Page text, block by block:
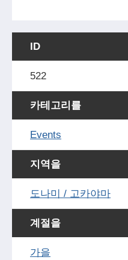
ID
522
카테고리를
Events
지역을
도나미 / 고카야마
계절을
가을